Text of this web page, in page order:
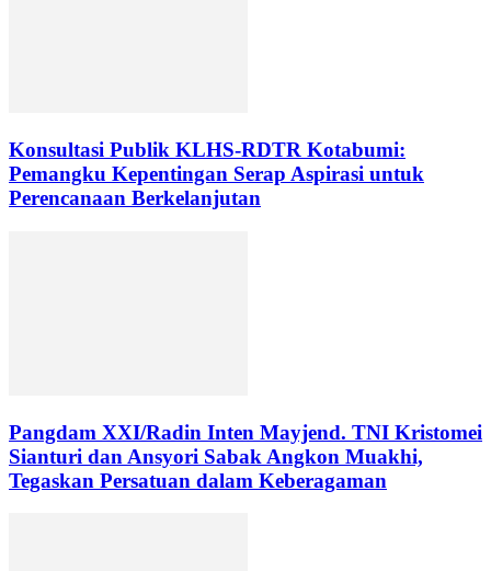
Konsultasi Publik KLHS-RDTR Kotabumi:
Pemangku Kepentingan Serap Aspirasi untuk
Perencanaan Berkelanjutan
Pangdam XXI/Radin Inten Mayjend. TNI Kristomei
Sianturi dan Ansyori Sabak Angkon Muakhi,
Tegaskan Persatuan dalam Keberagaman